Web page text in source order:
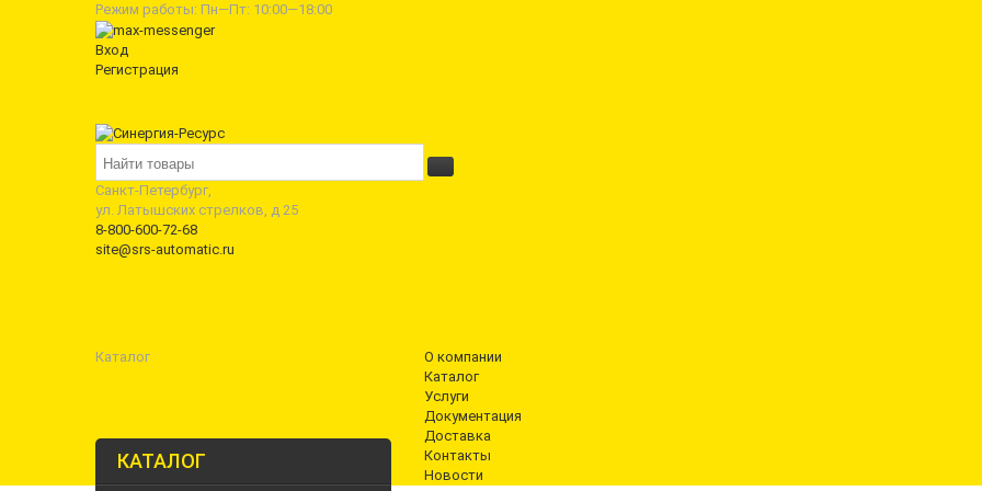
Режим работы: Пн—Пт: 10:00—18:00
Вход
Регистрация
Санкт-Петербург,
ул. Латышских стрелков, д 25
8-800-600-72-68
site@srs-automatic.ru
Каталог
О компании
Каталог
Услуги
Документация
Доставка
Контакты
Новости
КАТАЛОГ